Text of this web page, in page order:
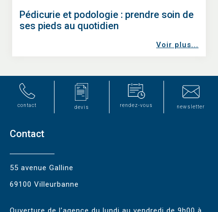
Pédicurie et podologie : prendre soin de
ses pieds au quotidien
Voir plus...
contact devis rendez-vous newsletter
Contact
55 avenue Galline
69100 Villeurbanne